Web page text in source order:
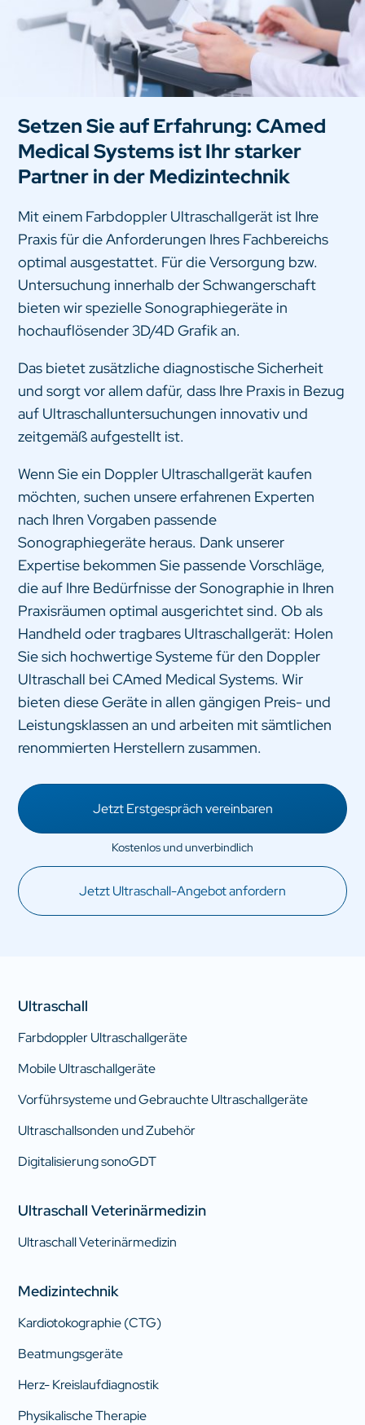
Setzen Sie auf Erfahrung: CAmed
Medical Systems ist Ihr starker
Partner in der Medizintechnik
Mit einem Farbdoppler Ultraschallgerät ist Ihre
Praxis für die Anforderungen Ihres Fachbereichs
optimal ausgestattet. Für die Versorgung bzw.
Untersuchung innerhalb der Schwangerschaft
bieten wir spezielle Sonographiegeräte in
hochauflösender 3D/4D Grafik an.
Das bietet zusätzliche diagnostische Sicherheit
und sorgt vor allem dafür, dass Ihre Praxis in Bezug
auf Ultraschalluntersuchungen innovativ und
zeitgemäß aufgestellt ist.
Wenn Sie ein Doppler Ultraschallgerät kaufen
möchten, suchen unsere erfahrenen Experten
nach Ihren Vorgaben passende
Sonographiegeräte heraus. Dank unserer
Expertise bekommen Sie passende Vorschläge,
die auf Ihre Bedürfnisse der Sonographie in Ihren
Praxisräumen optimal ausgerichtet sind. Ob als
Handheld oder tragbares Ultraschallgerät: Holen
Sie sich hochwertige Systeme für den Doppler
Ultraschall bei CAmed Medical Systems. Wir
bieten diese Geräte in allen gängigen Preis- und
Leistungsklassen an und arbeiten mit sämtlichen
renommierten Herstellern zusammen.
Jetzt Erstgespräch vereinbaren
Jetzt Ultraschall-Angebot anfordern
Ultraschall
Farbdoppler Ultraschallgeräte
Mobile Ultraschallgeräte
Vorführsysteme und Gebrauchte Ultraschallgeräte
Ultraschallsonden und Zubehör
Digitalisierung sonoGDT
Ultraschall Veterinärmedizin
Ultraschall Veterinärmedizin
Medizintechnik
Kardiotokographie (CTG)
Beatmungsgeräte
Herz- Kreislaufdiagnostik
Physikalische Therapie